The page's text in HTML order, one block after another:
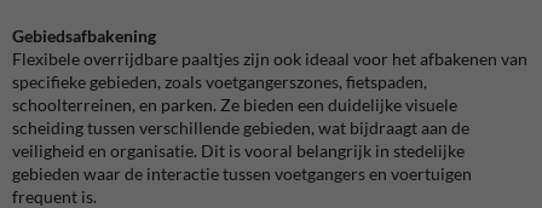
Gebiedsafbakening
Flexibele overrijdbare paaltjes zijn ook ideaal voor het afbakenen van
specifieke gebieden, zoals voetgangerszones, fietspaden,
schoolterreinen, en parken. Ze bieden een duidelijke visuele
scheiding tussen verschillende gebieden, wat bijdraagt aan de
veiligheid en organisatie. Dit is vooral belangrijk in stedelijke
gebieden waar de interactie tussen voetgangers en voertuigen
frequent is.